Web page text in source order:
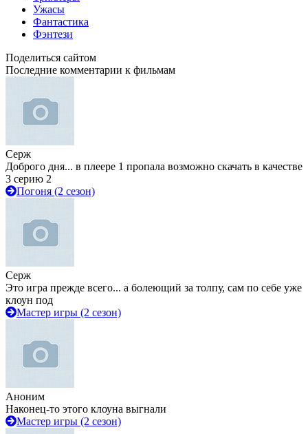
Ужасы
Фантастика
Фэнтези
Поделиться сайтом
Последние комментарии к фильмам
Серж
Доброго дня... в плеере 1 пропала возможно скачать в качестве
3 серию 2
Погоня (2 сезон)
Серж
Это игра прежде всего... а болеющий за толпу, сам по себе уже
клоун под
Мастер игры (2 сезон)
Аноним
Наконец-то этого клоуна выгнали
Мастер игры (2 сезон)